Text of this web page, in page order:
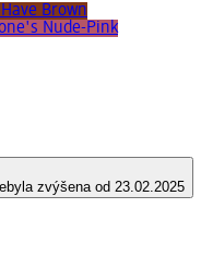
Brown
Nude-Pink
zvýšena od 23.02.2025